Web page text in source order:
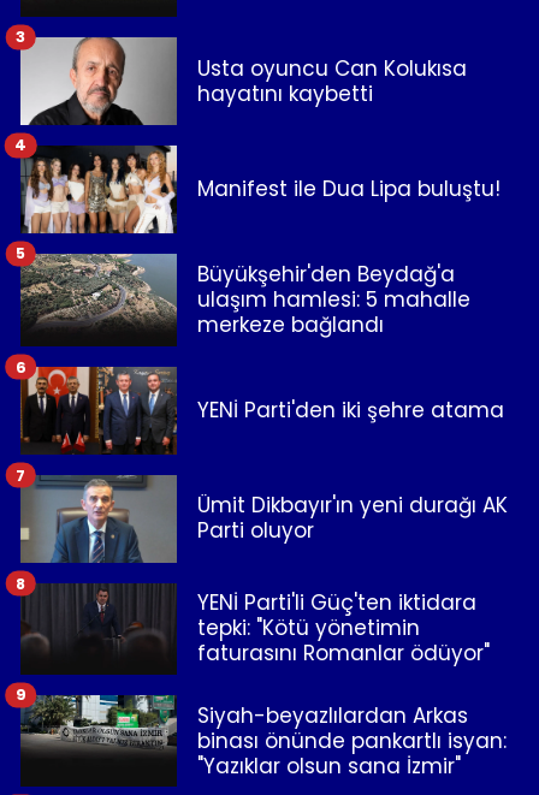
Usta oyuncu Can Kolukısa
hayatını kaybetti
3
Manifest ile Dua Lipa buluştu!
4
Büyükşehir'den Beydağ'a
ulaşım hamlesi: 5 mahalle
merkeze bağlandı
5
YENİ Parti'den iki şehre atama
6
Ümit Dikbayır'ın yeni durağı AK
Parti oluyor
7
YENİ Parti'li Güç'ten iktidara
tepki: "Kötü yönetimin
faturasını Romanlar ödüyor"
8
Siyah-beyazlılardan Arkas
binası önünde pankartlı isyan:
"Yazıklar olsun sana İzmir"
9